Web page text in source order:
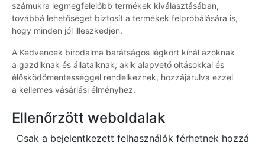
számukra legmegfelelőbb termékek kiválasztásában,
továbbá lehetőséget biztosít a termékek felpróbálására is,
hogy minden jól illeszkedjen.
A Kedvencek birodalma barátságos légkört kínál azoknak
a gazdiknak és állataiknak, akik alapvető oltásokkal és
élősködőmentességgel rendelkeznek, hozzájárulva ezzel
a kellemes vásárlási élményhez.
Ellenőrzött weboldalak
Csak a bejelentkezett felhasználók férhetnek hozzá